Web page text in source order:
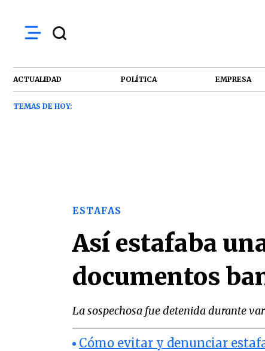
ACTUALIDAD POLÍTICA EMPRESA
TEMAS DE HOY:
ESTAFAS
Así estafaba
documentos
La sospechosa fue detenida durante
Cómo evitar y denunciar